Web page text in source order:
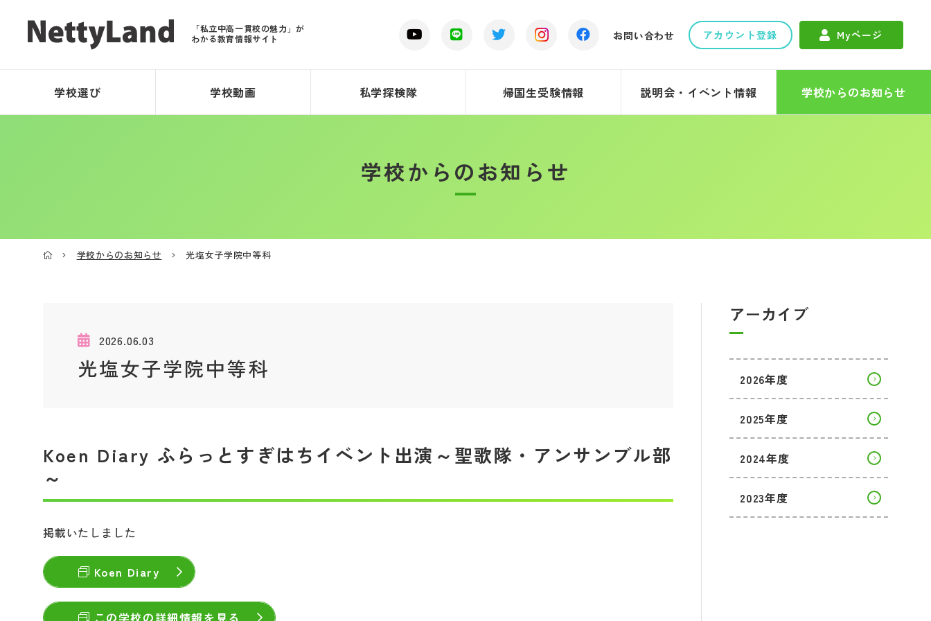
「私立中高一貫校の魅力」が
わかる教育情報サイト
お問い合わせ アカウント登録 Myページ
学校選び 学校動画 私学探検隊 帰国生受験情報 説明会・イベント情報 学校からのお知らせ
学校からのお知らせ
学校からのお知らせ 光塩女子学院中等科
2026.06.03
光塩女子学院中等科
Koen Diary ふらっとすぎはちイベント出演～聖歌隊・アンサンブル部
～
掲載いたしました
Koen Diary
この学校の詳細情報を見る
アーカイブ
2026年度
2025年度
2024年度
2023年度